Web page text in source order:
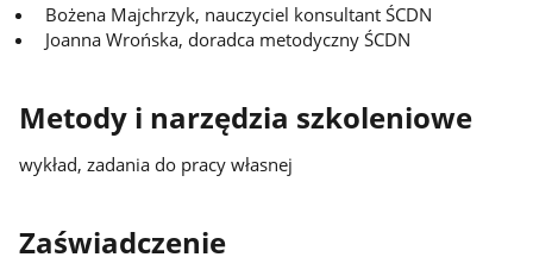
Bożena Majchrzyk, nauczyciel konsultant ŚCDN
Joanna Wrońska, doradca metodyczny ŚCDN
Metody i narzędzia szkoleniowe
wykład, zadania do pracy własnej
Zaświadczenie